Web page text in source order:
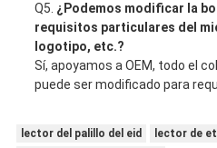
Q5. ¿Podemos modificar la
requisitos particulares del
logotipo, etc.?
Sí, apoyamos a OEM, todo el
puede ser modificado para
lector del palillo del eid
lector de